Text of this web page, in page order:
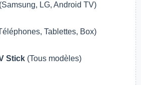
LG, Android TV)
Tablettes, Box)
Stick(Tous modèles)